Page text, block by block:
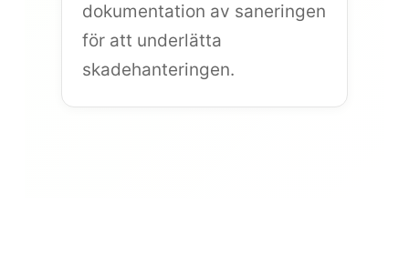
dokumentation av saneringen
för att underlätta
skadehanteringen.